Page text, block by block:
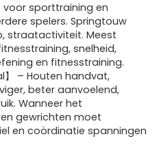
voor sporttraining en
spelers. Springtouw
straatactiviteit. Meest
snelheid,
en fitnesstraining.
】 – Houten handvat,
beter aanvoelend,
Wanneer het
gewrichten moet
en coördinatie spanningen